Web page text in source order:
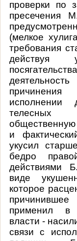
проверки по
пресечения
(мелкое
требования
действуя
исполнении
телесных
общественную
и
укусил
бедро
действиями
виде
которое
применил в
власти -
связи с